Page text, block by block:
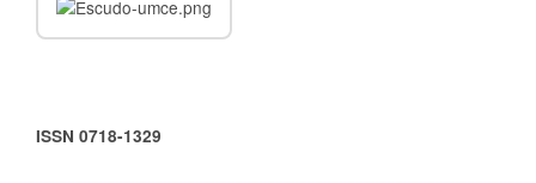
ISSN 0718-1329